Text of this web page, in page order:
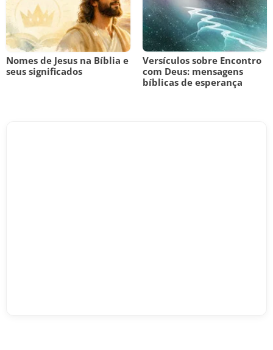
Nomes de Jesus na Bíblia e
seus significados
Versículos sobre Encontro
com Deus: mensagens
bíblicas de esperança